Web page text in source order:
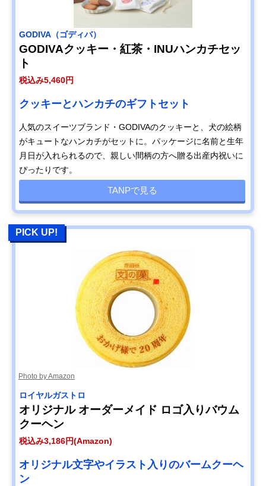
GODIVA（ゴディバ）
GODIVAクッキー・紅茶・INUハンカチセッ
ト
税込み5,460円
クッキーとハンカチのギフトセット
人気のスイーツブランド・GODIVAのクッキーと、犬の絵柄
がキュートなハンカチがセットに。パッケージに名前と生年
月日が入れられるので、親しい間柄の方へ贈る出産内祝いに
ぴったりです。
TANPで見る
PICK UP!
Photo by Amazon
ロイヤルガストロ
オリジナル オーダーメイド ロゴ入りバウム
クーヘン
税込み3,186円(Amazon)
オリジナル文字やイラスト入りのバームクーヘ
ン